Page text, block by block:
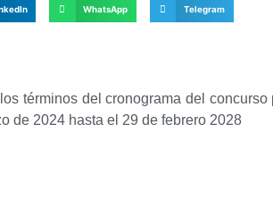
WhatsApp Telegram
términos del cronograma del
de 2024 hasta el 29 de febrero 2028